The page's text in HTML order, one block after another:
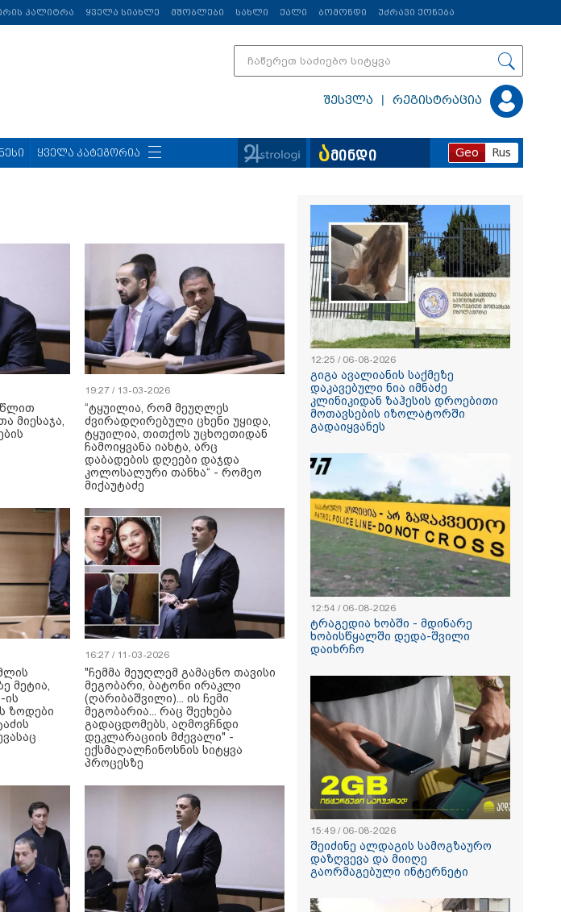
პალიტრა ყველა სიახლე მშობლები სახლი ქალი ბომონდი უძრავი ქონება
რეგისტრაცია
|
შესვლა
ყველა კატეგორია ამინდი Geo Rus
წლით
მიესაჯა,
19:27 / 13-03-2026
“ტყუილია, რომ მეუღლეს
ძვირადღირებული ცხენი უყიდა,
ტყუილია, თითქოს უცხოეთიდან
ჩამოიყვანა იახტა, არც
დაბადების დღეები დაჯდა
კოლოსალური თანხა“ - რომეო
მიქაუტაძე
მეტია,
ის
ზოდები
16:27 / 11-03-2026
"ჩემმა მეუღლემ გამაცნო თავისი
მეგობარი, ბატონი ირაკლი
(ღარიბაშვილი)... ის ჩემი
მეგობარია... რაც შეეხება
გადაცდომებს, აღმოვჩნდი
დეკლარაციის მძევალი" -
ექსმაღალჩინოსნის სიტყვა
პროცესზე
12:25 / 06-08-2026
გიგა ავალიანის საქმეზე
დაკავებული ნია იმნაძე
კლინიკიდან ზაჰესის დროებითი
მოთავსების იზოლატორში
გადაიყვანეს
12:54 / 06-08-2026
ტრაგედია ხობში - მდინარე
ხობისწყალში დედა-შვილი
დაიხრჩო
15:49 / 06-08-2026
შეიძინე ალდაგის სამოგზაურო
დაზღვევა და მიიღე
გაორმაგებული ინტერნეტი